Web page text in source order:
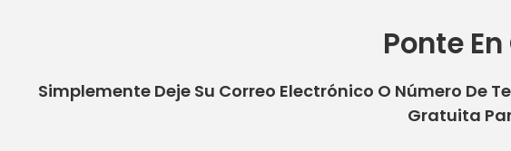
Ponte
Simplemente Deje Su Correo Electrónico O Número De
Gratuita